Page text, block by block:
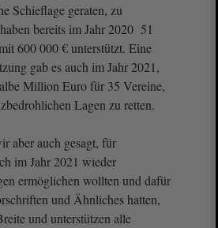
Schieflage geraten, zu
bereits im Jahr 2020 51
600 000 € unterstützt. Eine
gab es auch im Jahr 2021,
Million Euro für 35 Vereine,
Lagen zu retten.
aber auch gesagt, für
im Jahr 2021 wieder
ermöglichen wollten und dafür
und Ähnliches hatten,
und unterstützen alle